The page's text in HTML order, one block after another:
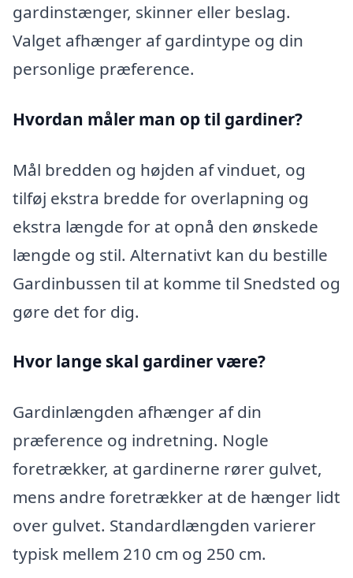
gardinstænger, skinner eller beslag.
Valget afhænger af gardintype og din
personlige præference.
Hvordan måler man op til gardiner?
Mål bredden og højden af vinduet, og
tilføj ekstra bredde for overlapning og
ekstra længde for at opnå den ønskede
længde og stil. Alternativt kan du bestille
Gardinbussen til at komme til Snedsted og
gøre det for dig.
Hvor lange skal gardiner være?
Gardinlængden afhænger af din
præference og indretning. Nogle
foretrækker, at gardinerne rører gulvet,
mens andre foretrækker at de hænger lidt
over gulvet. Standardlængden varierer
typisk mellem 210 cm og 250 cm.